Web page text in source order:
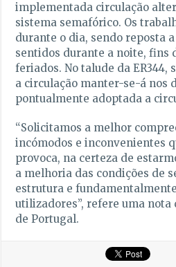
implementada circulação
sistema semafórico. Os
durante o dia, sendo reposta
sentidos durante a noite, fins
feriados. No talude da ER344,
a circulação manter-se-á nos
pontualmente adoptada a
“Solicitamos a melhor
incómodos e inconvenientes
provoca, na certeza de
a melhoria das condições de
estrutura e
utilizadores”, refere uma
de Portugal.